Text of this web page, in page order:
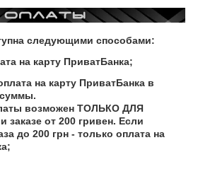
следующими способами:
на карту ПриватБанка;
на карту ПриватБанка в
суммы.
возможен ТОЛЬКО ДЛЯ
от 200 гривен. Если
до 200 грн - только оплата на